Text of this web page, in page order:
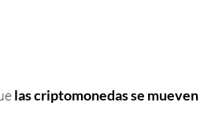
las criptomonedas se